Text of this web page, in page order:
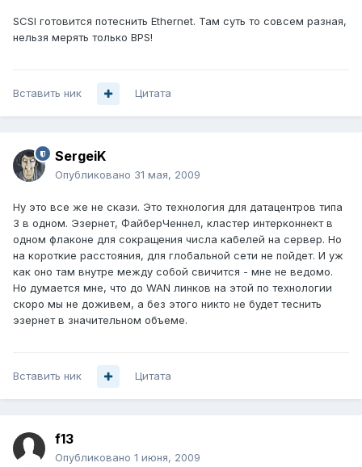
SCSI готовится потеснить Ethernet. Там суть то совсем разная,
нельзя мерять только BPS!
Вставить ник Цитата
SergeiK
Опубликовано 31 мая, 2009
Ну это все же не скази. Это технология для датацентров типа
3 в одном. Эзернет, ФайберЧеннел, кластер интерконнект в
одном флаконе для сокращения числа кабелей на сервер. Но
на короткие расстояния, для глобальной сети не пойдет. И уж
как оно там внутре между собой свичится - мне не ведомо.
Но думается мне, что до WAN линков на этой по технологии
скоро мы не доживем, а без этого никто не будет теснить
эзернет в значительном объеме.
Вставить ник Цитата
f13
Опубликовано 1 июня, 2009